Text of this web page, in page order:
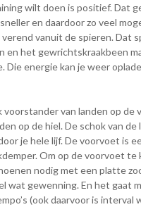
wilt doen is positief. Dat
en daardoor zo veel
vanuit de spieren. Dat
en het gewrichtskraakbeen
Die energie kan je weer
voorstander van landen op de
op de hiel. De schok van de
je hele lijf. De voorvoet is
Om op de voorvoet te
nodig met een platte
wat gewenning. En het gaat
(ook daarvoor is interval